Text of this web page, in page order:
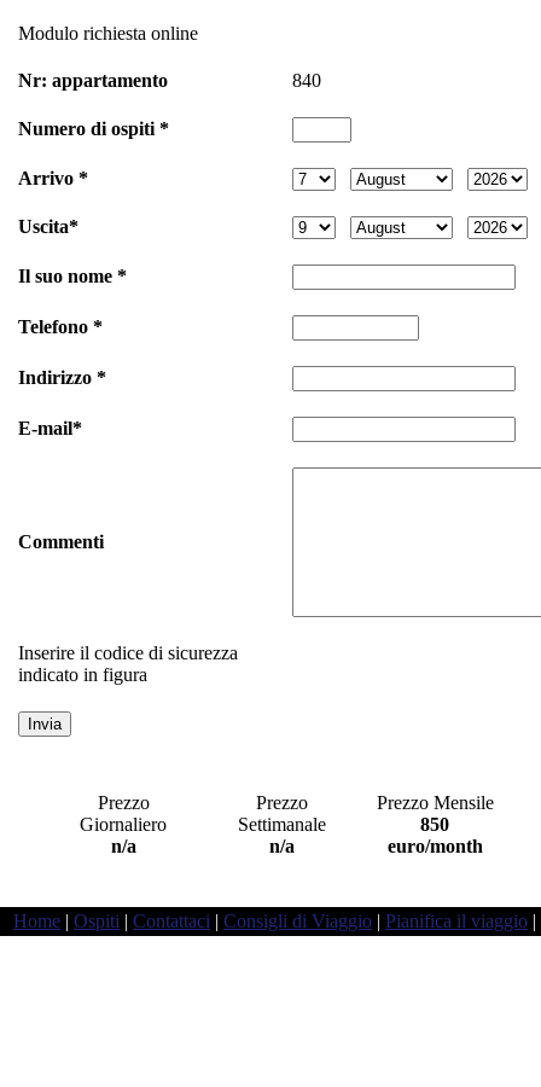
Modulo richiesta online
Nr: appartamento 840
Numero di ospiti *
Arrivo *
Uscita*
Il suo nome *
Telefono *
Indirizzo *
E-mail*
Commenti
Inserire il codice di sicurezza
indicato in figura
Prezzo
Giornaliero
n/a
Prezzo
Settimanale
n/a
Prezzo Mensile
850
euro/month
Home | Ospiti | Contattaci | Consigli di Viaggio | Pianifica il viaggio |